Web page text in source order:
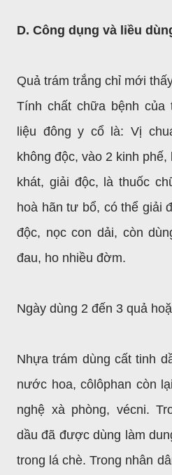
D. Công dụng và liều
Quả trám trắng chỉ mới
Tính chất chữa bệnh của
liệu đông y cổ là: Vị
không độc, vào 2 kinh
khát, giải độc, là thuốc
hoà hãn tư bổ, có thể giải
độc, nọc con dải, còn
đau, ho nhiều đờm.
Ngày dùng 2 đến 3 quả
Nhựa trám dùng cất tinh
nước hoa, côlôphan còn
nghệ xà phòng, vécni.
dầu đã được dùng làm
trong lá chè. Trong nhân